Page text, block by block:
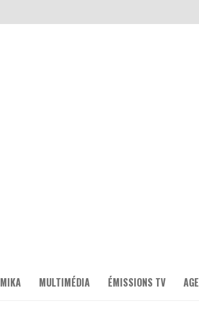
MIKA MULTIMÉDIA ÉMISSIONS TV